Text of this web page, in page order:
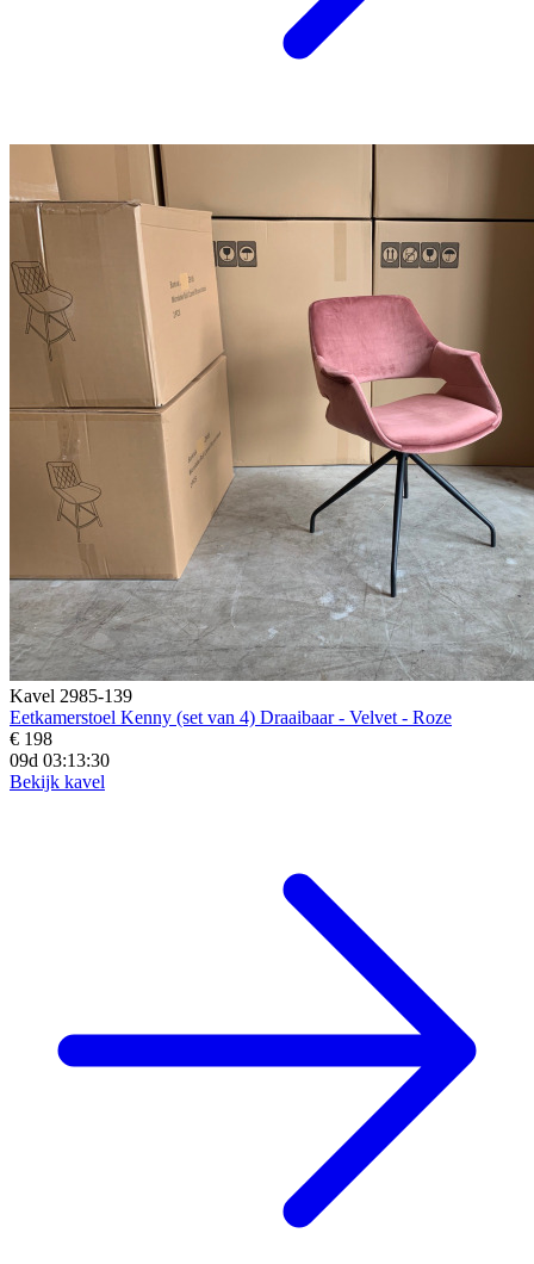
Kavel 2985-139
Eetkamerstoel Kenny (set van 4) Draaibaar - Velvet - Roze
€ 198
09d 03:13:28
Bekijk kavel